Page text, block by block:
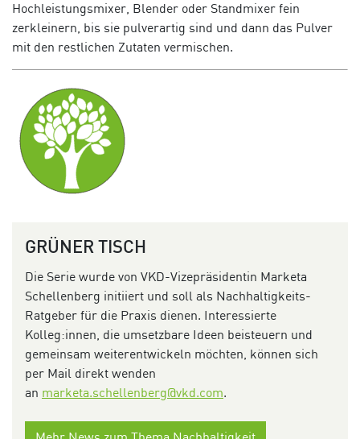
Hochleistungsmixer, Blender oder Standmixer fein
zerkleinern, bis sie pulverartig sind und dann das Pulver
mit den restlichen Zutaten vermischen.
GRÜNER TISCH
Die Serie wurde von VKD-Vizepräsidentin Marketa
Schellenberg initiiert und soll als Nachhaltigkeits-
Ratgeber für die Praxis dienen. Interessierte
Kolleg:innen, die umsetzbare Ideen beisteuern und
gemeinsam weiterentwickeln möchten, können sich
per Mail direkt wenden
an marketa.schellenberg@vkd.com.